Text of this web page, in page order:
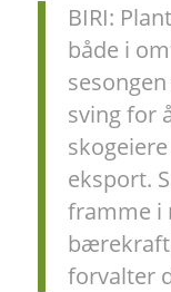
BIRI:
både i
sving for
eksport.
framme i
forvalter